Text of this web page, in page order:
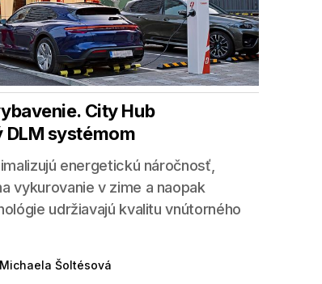
City Hub
systémom
energetickú náročnosť,
vykurovanie v zime a naopak
udržiavajú kvalitu vnútorného
Michaela Šoltésová